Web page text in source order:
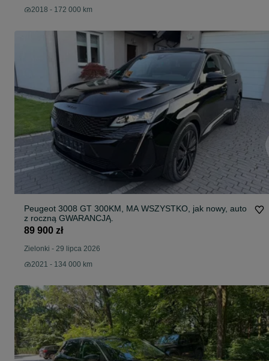
2018 - 172 000 km
Peugeot 3008 GT 300KM, MA WSZYSTKO, jak nowy, auto
z roczną GWARANCJĄ.
89 900 zł
Zielonki - 29 lipca 2026
2021 - 134 000 km